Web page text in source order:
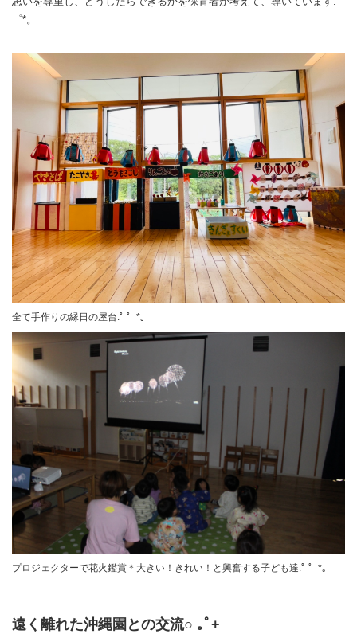
゜*。
全て手作りの縁日の屋台.ﾟ ゜*。
プロジェクターで花火鑑賞＊大きい！きれい！と興奮する子ども達.ﾟ ゜*。
遠く離れた沖縄園との交流○ ｡ﾟ+